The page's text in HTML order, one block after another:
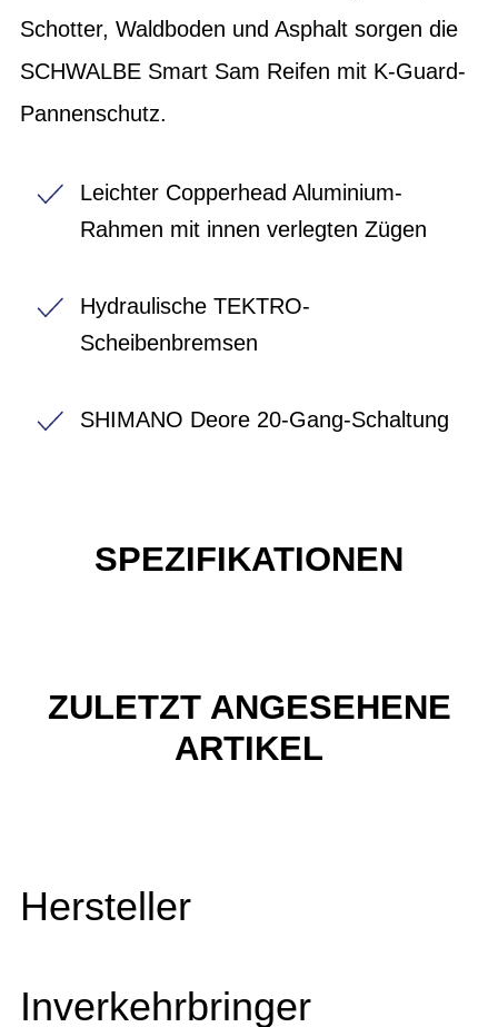
Schotter, Waldboden und Asphalt sorgen die
SCHWALBE Smart Sam Reifen mit K-Guard-
Pannenschutz.
Leichter Copperhead Aluminium-
Rahmen mit innen verlegten Zügen
Hydraulische TEKTRO-
Scheibenbremsen
SHIMANO Deore 20-Gang-Schaltung
SPEZIFIKATIONEN
ZULETZT ANGESEHENE
ARTIKEL
Hersteller
Inverkehrbringer